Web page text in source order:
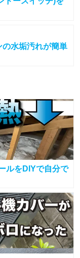
水垢汚れが簡単
ルをDIYで自分で